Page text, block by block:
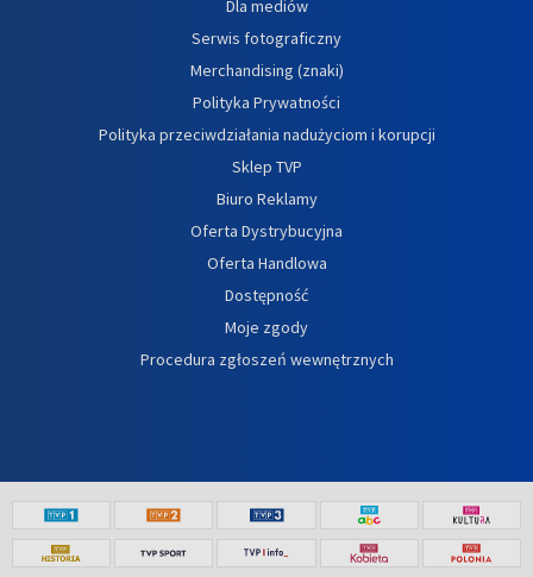
Dla mediów
Serwis fotograficzny
Merchandising (znaki)
Polityka Prywatności
Polityka przeciwdziałania nadużyciom i korupcji
Sklep TVP
Biuro Reklamy
Oferta Dystrybucyjna
Oferta Handlowa
Dostępność
Moje zgody
Procedura zgłoszeń wewnętrznych